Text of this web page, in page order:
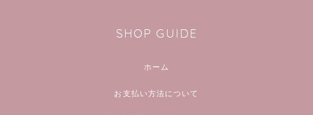
SHOP GUIDE
ホーム
お支払い方法について